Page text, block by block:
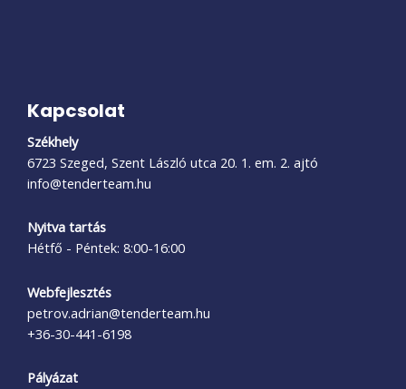
Kapcsolat
Székhely
6723 Szeged, Szent László utca 20. 1. em. 2. ajtó
info@tenderteam.hu
Nyitva tartás
Hétfő - Péntek: 8:00-16:00
Webfejlesztés
petrov.adrian@tenderteam.hu
+36-30-441-6198
Pályázat